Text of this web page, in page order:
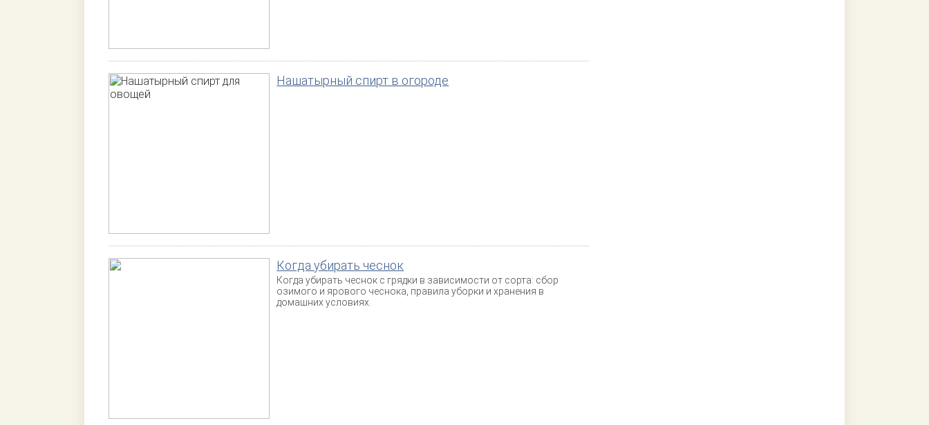
Нашатырный спирт в огороде
Когда убирать чеснок
Когда убирать чеснок с грядки в зависимости от сорта: сбор
озимого и ярового чеснока, правила уборки и хранения в
домашних условиях.